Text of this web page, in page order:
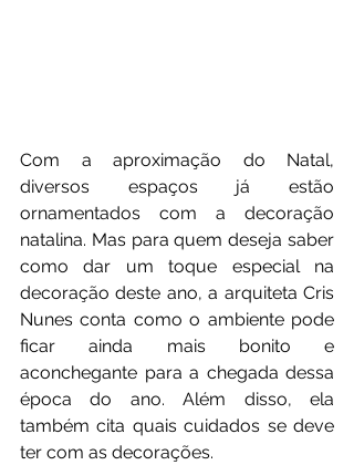
Com a aproximação do Natal,
diversos espaços já estão
ornamentados com a decoração
natalina. Mas para quem deseja saber
como dar um toque especial na
decoração deste ano, a arquiteta Cris
Nunes conta como o ambiente pode
ficar ainda mais bonito e
aconchegante para a chegada dessa
época do ano. Além disso, ela
também cita quais cuidados se deve
ter com as decorações.